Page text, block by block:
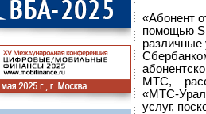
«Абонент
помощью
различные
МТС, –
«МТС-
услуг,